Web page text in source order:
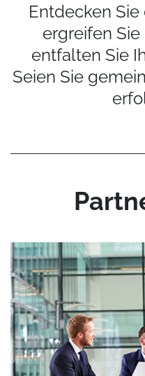
Entdecken
ergreifen
entfalten Sie
Seien Sie